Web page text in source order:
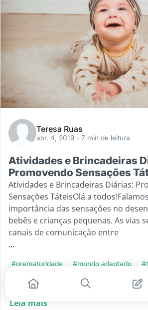
Teresa Ruas
abr. 4, 2019 - 7 min de leitura
Atividades e Brincadeiras
Promovendo Sensações
Atividades e Brincadeiras Diárias:
Sensações TáteisOlá a
importância das sensações no
bebês e crianças pequenas. As vias
canais de comunicação entre
...
#prematuridade #mundo adaptado
#audicão visão vestibular
Leia mais